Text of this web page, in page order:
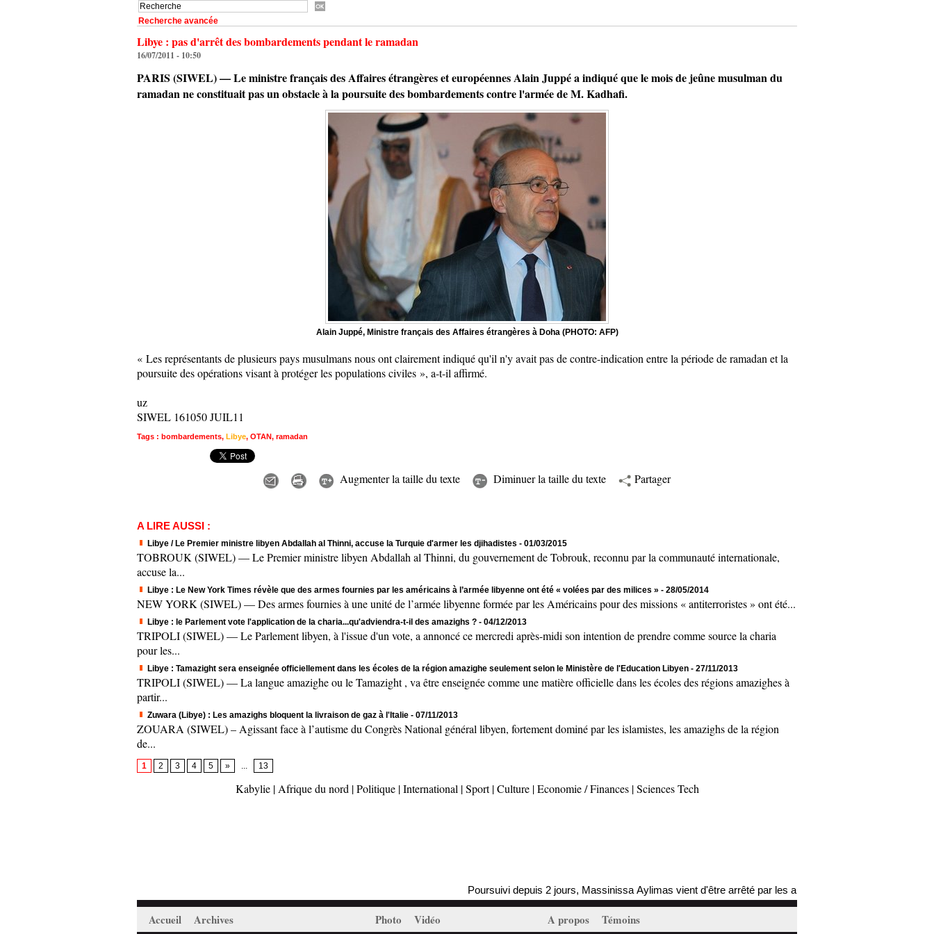
Recherche avancée
Libye : pas d'arrêt des bombardements pendant le ramadan
16/07/2011 - 10:50
PARIS (SIWEL) — Le ministre français des Affaires étrangères et européennes Alain Juppé a indiqué que le mois de jeûne musulman du
ramadan ne constituait pas un obstacle à la poursuite des bombardements contre l'armée de M. Kadhafi.
Alain Juppé, Ministre français des Affaires étrangères à Doha (PHOTO: AFP)
« Les représentants de plusieurs pays musulmans nous ont clairement indiqué qu'il n'y avait pas de contre-indication entre la période de ramadan et la
poursuite des opérations visant à protéger les populations civiles », a-t-il affirmé.
uz
SIWEL 161050 JUIL11
Tags : bombardements, Libye, OTAN, ramadan
Augmenter la taille du texte Diminuer la taille du texte Partager
A LIRE AUSSI :
Libye / Le Premier ministre libyen Abdallah al Thinni, accuse la Turquie d'armer les djihadistes - 01/03/2015
TOBROUK (SIWEL) — Le Premier ministre libyen Abdallah al Thinni, du gouvernement de Tobrouk, reconnu par la communauté internationale,
accuse la...
Libye : Le New York Times révèle que des armes fournies par les américains à l’armée libyenne ont été « volées par des milices » - 28/05/2014
NEW YORK (SIWEL) — Des armes fournies à une unité de l’armée libyenne formée par les Américains pour des missions « antiterroristes » ont été...
Libye : le Parlement vote l'application de la charia...qu'adviendra-t-il des amazighs ? - 04/12/2013
TRIPOLI (SIWEL) — Le Parlement libyen, à l'issue d'un vote, a annoncé ce mercredi après-midi son intention de prendre comme source la charia
pour les...
Libye : Tamazight sera enseignée officiellement dans les écoles de la région amazighe seulement selon le Ministère de l'Education Libyen - 27/11/2013
TRIPOLI (SIWEL) — La langue amazighe ou le Tamazight , va être enseignée comme une matière officielle dans les écoles des régions amazighes à
partir...
Zuwara (Libye) : Les amazighs bloquent la livraison de gaz à l'Italie - 07/11/2013
ZOUARA (SIWEL) – Agissant face à l’autisme du Congrès National général libyen, fortement dominé par les islamistes, les amazighs de la région
de...
1 2 3 4 5 » 13
Kabylie | Afrique du nord |Politique |International |Sport |Culture |Economie / Finances |Sciences Tech
Poursuivi depuis 2 jours, Massinissa Aylimas vient d'être arrêté par les autorités coloniales (mis à jour)
Accueil Archives Photo Vidéo A propos Témoins